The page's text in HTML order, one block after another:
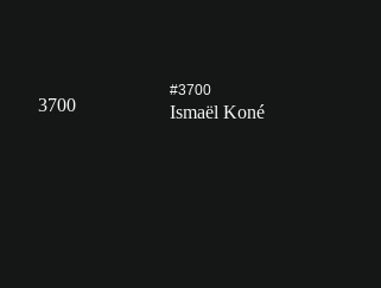
3700
#3700
Ismaël Koné